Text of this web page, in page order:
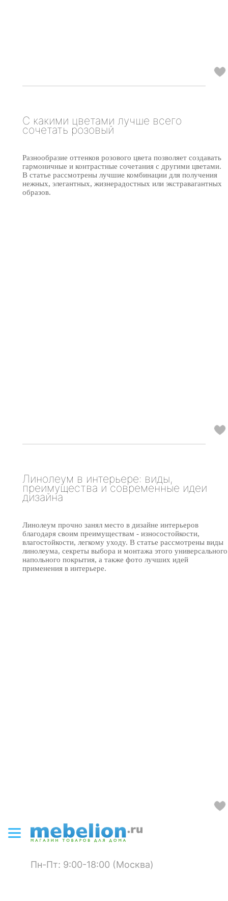
С какими цветами лучше всего
сочетать розовый
Разнообразие оттенков розового цвета позволяет создавать
гармоничные и контрастные сочетания с другими цветами.
В статье рассмотрены лучшие комбинации для получения
нежных, элегантных, жизнерадостных или экстравагантных
образов.
Линолеум в интерьере: виды,
преимущества и современные идеи
дизайна
Линолеум прочно занял место в дизайне интерьеров
благодаря своим преимуществам - износостойкости,
влагостойкости, легкому уходу. В статье рассмотрены виды
линолеума, секреты выбора и монтажа этого универсального
напольного покрытия, а также фото лучших идей
применения в интерьере.
Пн-Пт: 9:00-18:00 (Москва)